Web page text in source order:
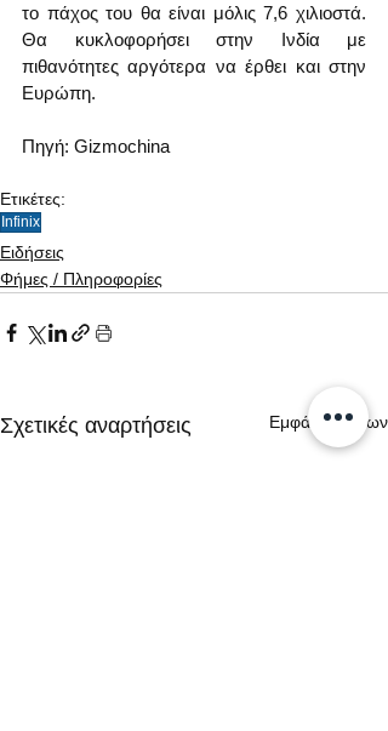
το πάχος του θα είναι μόλις 7,6 χιλιοστά.
Θα κυκλοφορήσει στην Ινδία με
πιθανότητες αργότερα να έρθει και στην
Ευρώπη.
Πηγή: Gizmochina
Ετικέτες:
Infinix
Ειδήσεις
Φήμες / Πληροφορίες
Σχετικές αναρτήσεις Εμφάνιση όλων